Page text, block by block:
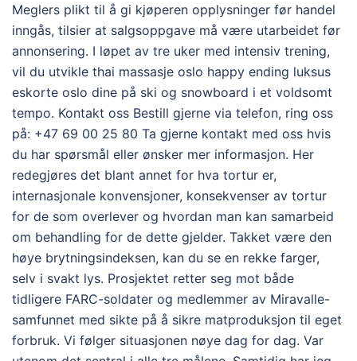
Meglers plikt til å gi kjøperen opplysninger før handel
inngås, tilsier at salgsoppgave må være utarbeidet før
annonsering. I løpet av tre uker med intensiv trening,
vil du utvikle thai massasje oslo happy ending luksus
eskorte oslo dine på ski og snowboard i et voldsomt
tempo. Kontakt oss Bestill gjerne via telefon, ring oss
på: +47 69 00 25 80 Ta gjerne kontakt med oss hvis
du har spørsmål eller ønsker mer informasjon. Her
redegjøres det blant annet for hva tortur er,
internasjonale konvensjoner, konsekvenser av tortur
for de som overlever og hvordan man kan samarbeid
om behandling for de dette gjelder. Takket være den
høye brytningsindeksen, kan du se en rekke farger,
selv i svakt lys. Prosjektet retter seg mot både
tidligere FARC-soldater og medlemmer av Miravalle-
samfunnet med sikte på å sikre matproduksjon til eget
forbruk. Vi følger situasjonen nøye dag for dag. Var